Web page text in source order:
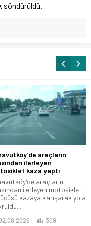
söndürüldü.
araçların
ilerleyen
kaza yaptı
araçların
ilerleyen motosiklet
kazaya karışarak yola
309